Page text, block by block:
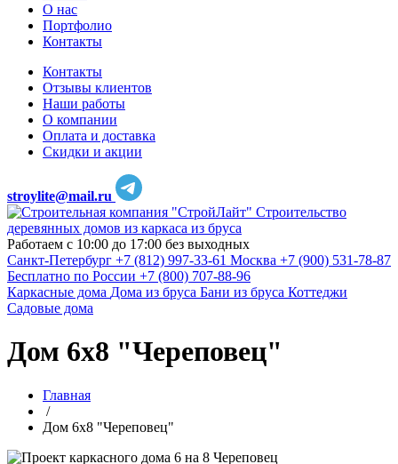
О нас
Портфолио
Контакты
Контакты
Отзывы клиентов
Наши работы
О компании
Оплата и доставка
Скидки и акции
stroylite@mail.ru
Строительство
деревянных домов из каркаса из бруса
Работаем с 10:00 до 17:00 без выходных
Санкт-Петербург +7 (812) 997-33-61 Москва +7 (900) 531-78-87
Бесплатно по России +7 (800) 707-88-96
Каркасные дома Дома из бруса Бани из бруса Коттеджи
Садовые дома
Дом 6х8 "Череповец"
Главная
/
Дом 6х8 "Череповец"